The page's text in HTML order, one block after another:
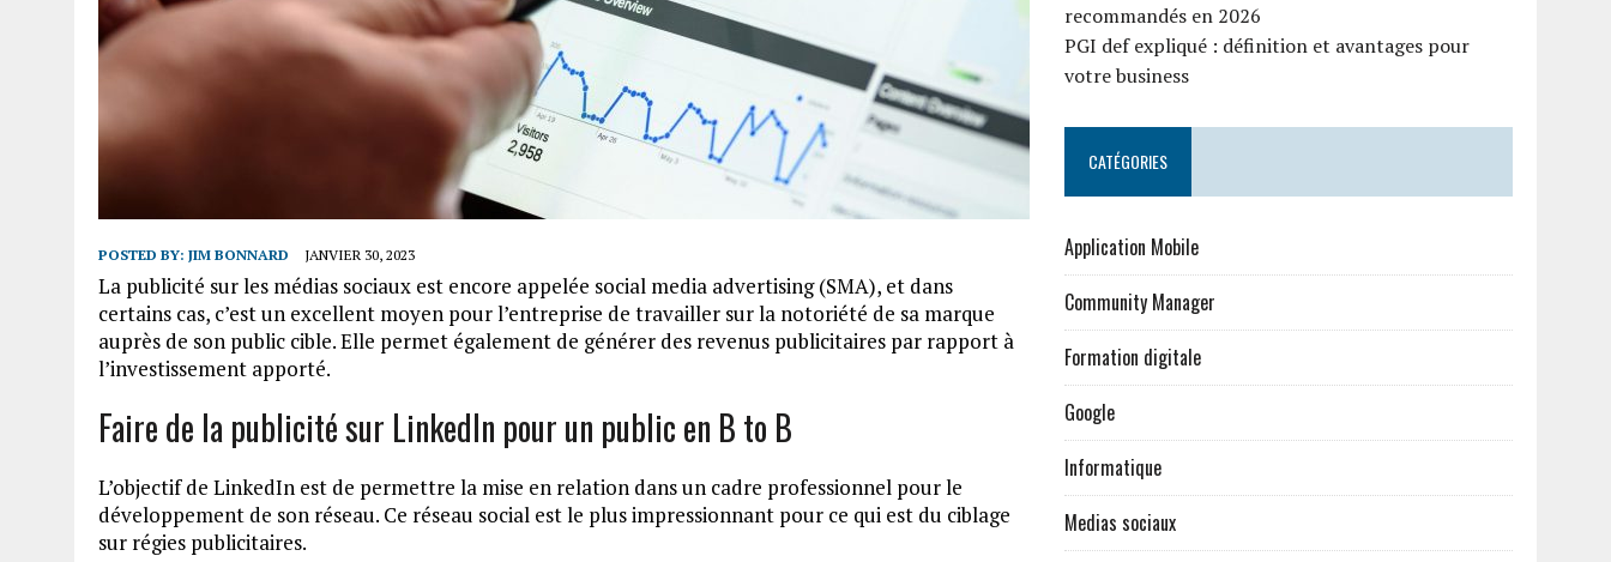
POSTED BY: JIM BONNARD JANVIER 30, 2023
La publicité sur les médias sociaux est encore appelée social media advertising (SMA), et dans
certains cas, c’est un excellent moyen pour l’entreprise de travailler sur la notoriété de sa marque
auprès de son public cible. Elle permet également de générer des revenus publicitaires par rapport à
l’investissement apporté.
Faire de la publicité sur LinkedIn pour un public en B to B
L’objectif de LinkedIn est de permettre la mise en relation dans un cadre professionnel pour le
développement de son réseau. Ce réseau social est le plus impressionnant pour ce qui est du ciblage
sur régies publicitaires.
recommandés en 2026
PGI def expliqué : définition et avantages pour
votre business
CATÉGORIES
Application Mobile
Community Manager
Formation digitale
Google
Informatique
Medias sociaux